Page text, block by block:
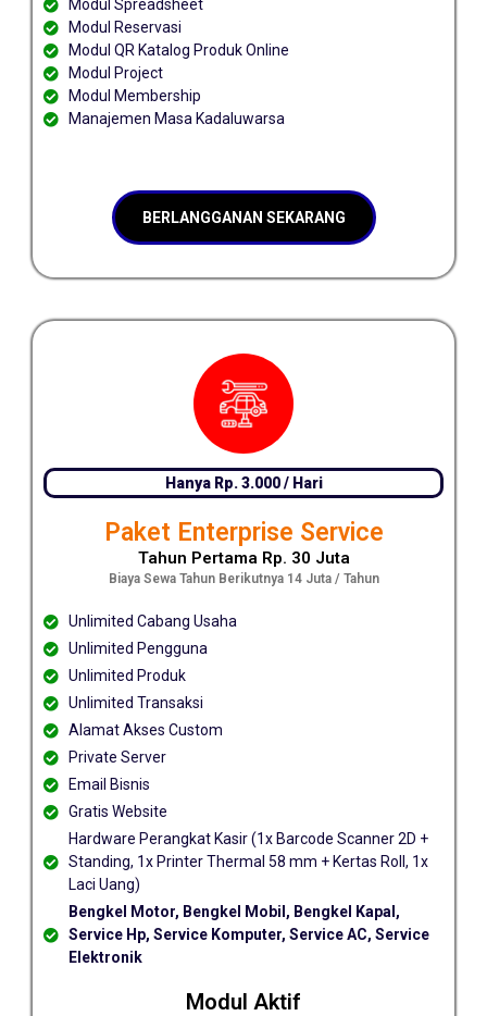
Modul Spreadsheet
Modul Reservasi
Modul QR Katalog Produk Online
Modul Project
Modul Membership
Manajemen Masa Kadaluwarsa
BERLANGGANAN SEKARANG
Hanya Rp. 3.000 / Hari
Paket Enterprise Service
Tahun Pertama Rp. 30 Juta
Biaya Sewa Tahun Berikutnya 14 Juta / Tahun
Unlimited Cabang Usaha
Unlimited Pengguna
Unlimited Produk
Unlimited Transaksi
Alamat Akses Custom
Private Server
Email Bisnis
Gratis Website
Hardware Perangkat Kasir (1x Barcode Scanner 2D +
Standing, 1x Printer Thermal 58 mm + Kertas Roll, 1x
Laci Uang)
Bengkel Motor, Bengkel Mobil, Bengkel Kapal,
Service Hp, Service Komputer, Service AC, Service
Elektronik
Modul Aktif